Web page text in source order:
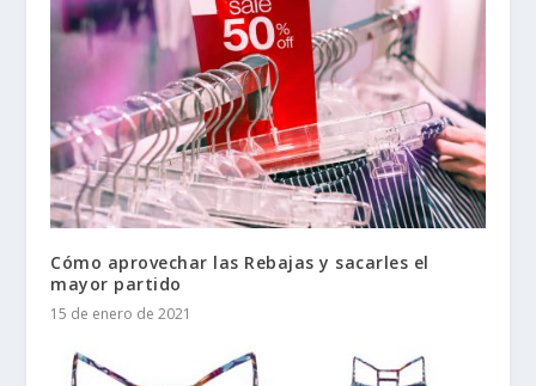
Cómo aprovechar las Rebajas y sacarles el
mayor partido
15 de enero de 2021